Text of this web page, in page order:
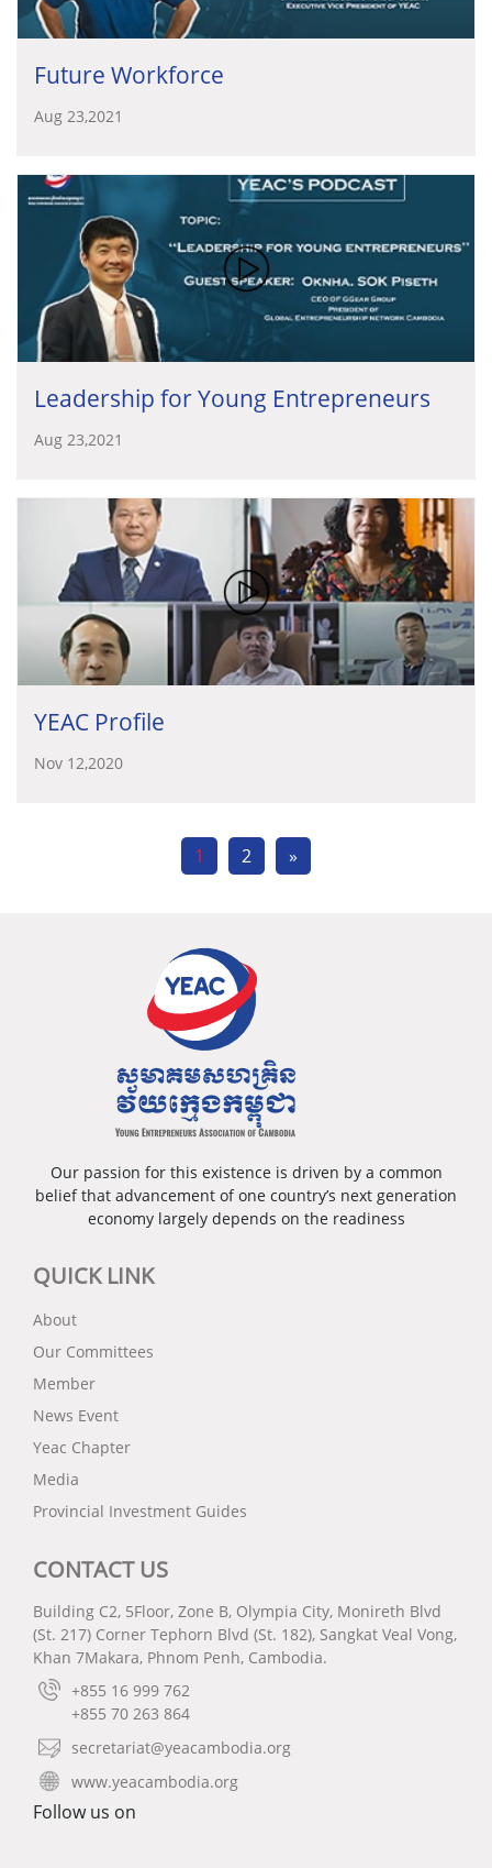
Future Workforce
Aug 23,2021
Leadership for Young Entrepreneurs
Aug 23,2021
YEAC Profile
Nov 12,2020
1 2 »
Our passion for this existence is driven by a common
belief that advancement of one country’s next generation
economy largely depends on the readiness
QUICK LINK
About
Our Committees
Member
News Event
Yeac Chapter
Media
Provincial Investment Guides
CONTACT US
Building C2, 5Floor, Zone B, Olympia City, Monireth Blvd
(St. 217) Corner Tephorn Blvd (St. 182), Sangkat Veal Vong,
Khan 7Makara, Phnom Penh, Cambodia.
+855 16 999 762
+855 70 263 864
secretariat@yeacambodia.org
www.yeacambodia.org
Follow us on